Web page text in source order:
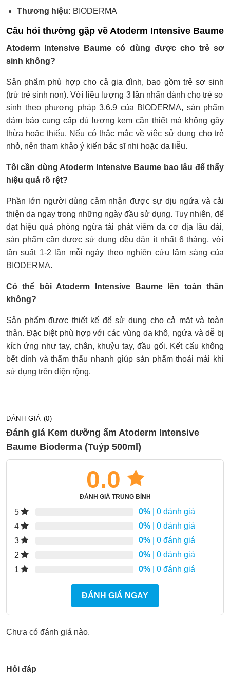
Thương hiệu: BIODERMA
Câu hỏi thường gặp về Atoderm Intensive Baume
Atoderm Intensive Baume có dùng được cho trẻ sơ
sinh không?
Sản phẩm phù hợp cho cả gia đình, bao gồm trẻ sơ sinh
(trừ trẻ sinh non). Với liều lượng 3 lần nhấn dành cho trẻ sơ
sinh theo phương pháp 3.6.9 của BIODERMA, sản phẩm
đảm bảo cung cấp đủ lượng kem cần thiết mà không gây
thừa hoặc thiếu. Nếu có thắc mắc về việc sử dụng cho trẻ
nhỏ, nên tham khảo ý kiến bác sĩ nhi hoặc da liễu.
Tôi cần dùng Atoderm Intensive Baume bao lâu để thấy
hiệu quả rõ rệt?
Phần lớn người dùng cảm nhận được sự dịu ngứa và cải
thiện da ngay trong những ngày đầu sử dụng. Tuy nhiên, để
đạt hiệu quả phòng ngừa tái phát viêm da cơ địa lâu dài,
sản phẩm cần được sử dụng đều đặn ít nhất 6 tháng, với
tần suất 1-2 lần mỗi ngày theo nghiên cứu lâm sàng của
BIODERMA.
Có thể bôi Atoderm Intensive Baume lên toàn thân
không?
Sản phẩm được thiết kế để sử dụng cho cả mặt và toàn
thân. Đặc biệt phù hợp với các vùng da khô, ngứa và dễ bị
kích ứng như tay, chân, khuỷu tay, đầu gối. Kết cấu không
bết dính và thẩm thấu nhanh giúp sản phẩm thoải mái khi
sử dụng trên diện rộng.
ĐÁNH GIÁ (0)
Đánh giá Kem dưỡng ẩm Atoderm Intensive
Baume Bioderma (Tuýp 500ml)
0.0
ĐÁNH GIÁ TRUNG BÌNH
5 0% | 0 đánh giá
4
0% | 0 đánh giá
3
0% | 0 đánh giá
2
0% | 0 đánh giá
1
0% | 0 đánh giá
ĐÁNH GIÁ NGAY
Chưa có đánh giá nào.
Hỏi đáp